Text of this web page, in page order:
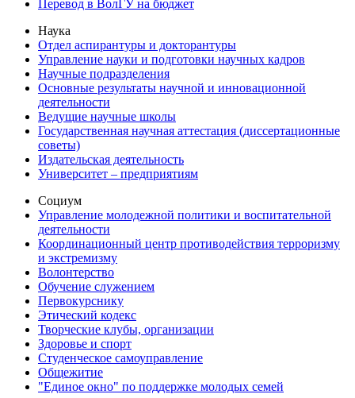
Перевод в ВолГУ на бюджет
Наука
Отдел аспирантуры и докторантуры
Управление науки и подготовки научных кадров
Научные подразделения
Основные результаты научной и инновационной
деятельности
Ведущие научные школы
Государственная научная аттестация (диссертационные
советы)
Издательская деятельность
Университет – предприятиям
Социум
Управление молодежной политики и воспитательной
деятельности
Координационный центр противодействия терроризму
и экстремизму
Волонтерство
Обучение служением
Первокурснику
Этический кодекс
Творческие клубы, организации
Здоровье и спорт
Студенческое самоуправление
Общежитие
"Единое окно" по поддержке молодых семей